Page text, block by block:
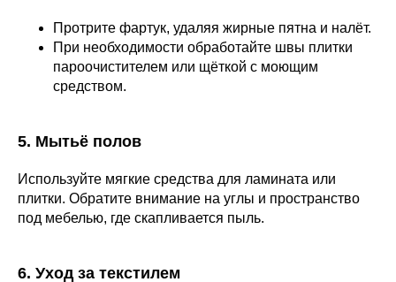
Протрите фартук, удаляя жирные пятна и налёт.
При необходимости обработайте швы плитки
пароочистителем или щёткой с моющим
средством.
5. Мытьё полов
Используйте мягкие средства для ламината или
плитки. Обратите внимание на углы и пространство
под мебелью, где скапливается пыль.
6. Уход за текстилем